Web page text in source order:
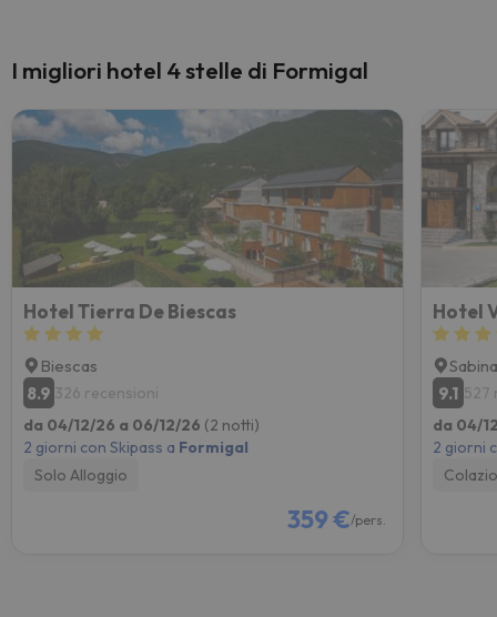
I migliori hotel 4 stelle di Formigal
Hotel Tierra De Biescas
Biescas
8.9 326 recensioni
da 04/12/26 a 06/12/26 (2 notti)
2 giorni con Skipass a Formigal
Solo Alloggio
359 €/pers.
Hotel
9.1 527
da 04/
2 giorni